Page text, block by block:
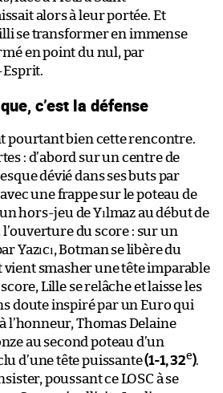
alors à leur portée. Et
se transformer en immense
en point du nul, par
Esprit.
c’est la défense
pourtant bien cette rencontre.
: d’abord sur un centre de
dévié dans ses buts par
avec une frappe sur le poteau de
hors-jeu de Yılmaz au début de
l’ouverture du score : sur un
Yazıcı, Botman se libère du
vient smasher une tête imparable
Lille se relâche et laisse les
doute inspiré par un Euro qui
l’honneur, Thomas Delaine
au second poteau d’un
d’une tête puissante(1-1, 32e).
poussant ce LOSC à se